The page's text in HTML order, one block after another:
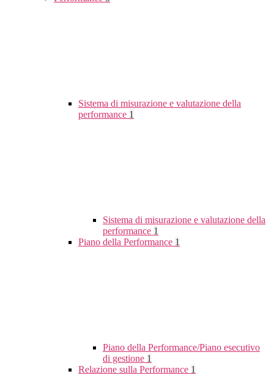
Sistema di misurazione e valutazione della
performance 1
Sistema di misurazione e valutazione della
performance 1
Piano della Performance 1
Piano della Performance/Piano esecutivo
di gestione 1
Relazione sulla Performance 1